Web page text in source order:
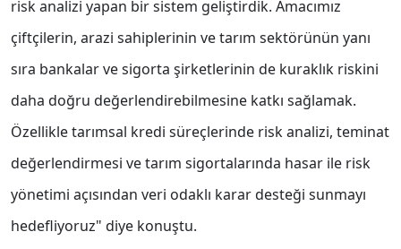
risk analizi yapan bir sistem geliştirdik. Amacımız
çiftçilerin, arazi sahiplerinin ve tarım sektörünün yanı
sıra bankalar ve sigorta şirketlerinin de kuraklık riskini
daha doğru değerlendirebilmesine katkı sağlamak.
Özellikle tarımsal kredi süreçlerinde risk analizi, teminat
değerlendirmesi ve tarım sigortalarında hasar ile risk
yönetimi açısından veri odaklı karar desteği sunmayı
hedefliyoruz" diye konuştu.